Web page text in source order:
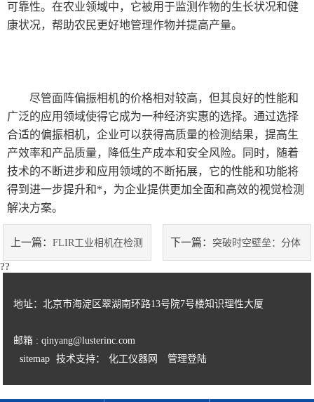
可靠性。在农业领域中，它被用于监测作物的生长状况和健
康状况，帮助农民更好地管理作物并提高产量。
尽管面阵偏振相机的价格相对较高，但其良好的性能和
广泛的应用领域使得它成为一种经济实惠的选择。通过选择
合适的偏振相机，企业可以获得高质量的检测结果，提高生
产效率和产品质量，降低生产成本和安全风险。同时，随着
技术的不断进步和应用领域的不断拓展，它的性能和功能将
得到进一步提升和*，为企业提供更加全面和高效的视觉检测
解决方案。
上一篇：FLIR工业相机在检测 下一篇： 突破时空壁垒：分体
??
地址：北京市海淀区翠湖南环路13号院7号楼知识理性大厦
邮箱 : qinyang@lusterinc.com
sitemap
技术支持： 化工仪器网 管理登陆